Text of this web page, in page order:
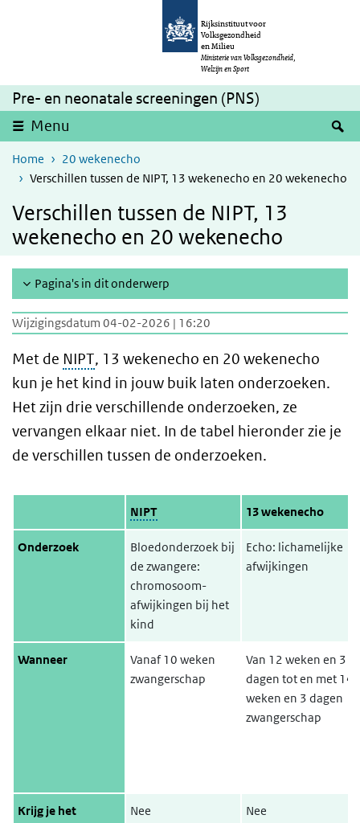
Overslaan en naar de inhoud gaan
Rijksinstituut voor
Volksgezondheid
en Milieu
Ministerie van Volksgezondheid,
Welzijn en Sport
Pre- en neonatale screeningen (PNS)
Menu
Home
20 wekenecho
Verschillen tussen de NIPT, 13 wekenecho en 20 wekenecho
Verschillen tussen de NIPT, 13
wekenecho en 20 wekenecho
Pagina's in dit onderwerp
Wijzigingsdatum 04-02-2026 | 16:20
Met de NIPT, 13 wekenecho en 20 wekenecho
kun je het kind in jouw buik laten onderzoeken.
Het zijn drie verschillende onderzoeken, ze
vervangen elkaar niet. In de tabel hieronder zie je
de verschillen tussen de onderzoeken.
NIPT 13 wekenecho
Onderzoek
Bloedonderzoek bij
de zwangere:
chromosoom-
afwijkingen bij het
kind
Echo: lichamelijke
afwijkingen
Wanneer
Vanaf 10 weken
zwangerschap
Van 12 weken en 3
dagen tot en met 14
weken en 3 dagen
zwangerschap
Krijg je het
Nee Nee